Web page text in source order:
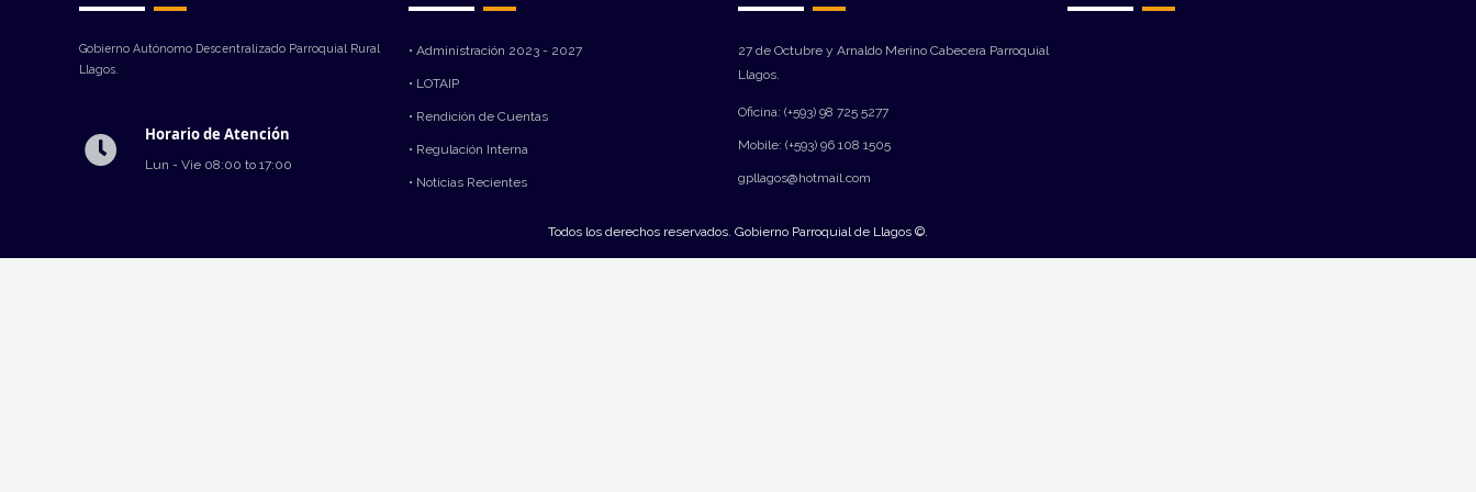
Gobierno Autónomo Descentralizado Parroquial Rural
Llagos.
Horario de Atención
Lun - Vie 08:00 to 17:00
• Administración 2023 - 2027
• LOTAIP
• Rendición de Cuentas
• Regulación Interna
• Noticias Recientes
27 de Octubre y Arnaldo Merino Cabecera Parroquial
Llagos.
Oficina: (+593) 98 725 5277
Mobile: (+593) 96 108 1505
gpllagos@hotmail.com
Todos los derechos reservados. Gobierno Parroquial de Llagos ©.